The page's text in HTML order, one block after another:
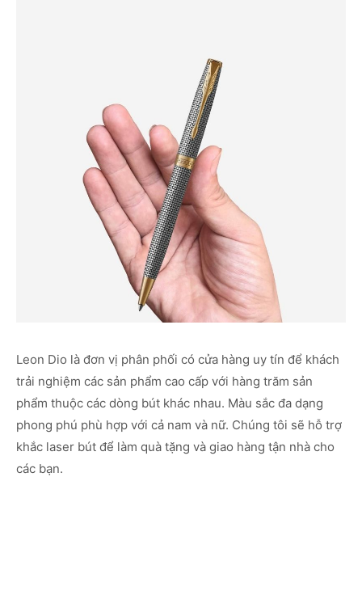
Leon Dio là đơn vị phân phối có cửa hàng uy tín để khách
trải nghiệm các sản phẩm cao cấp với hàng trăm sản
phẩm thuộc các dòng bút khác nhau. Màu sắc đa dạng
phong phú phù hợp với cả nam và nữ. Chúng tôi sẽ hỗ trợ
khắc laser bút để làm quà tặng và giao hàng tận nhà cho
các bạn.